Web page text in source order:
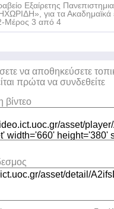
Εξαίρετης
για τα
Μέρος 3 από 4
να αποθηκεύσετε
πρώτα να συνδεθείτε